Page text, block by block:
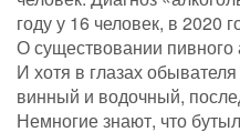
году у 16 человек, в 2020
О существовании пивного
И хотя в глазах
винный и водочный,
Немногие знают, что